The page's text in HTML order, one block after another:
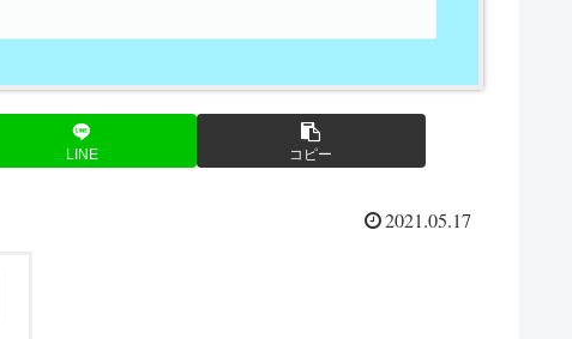
LINE コピー
2021.05.17